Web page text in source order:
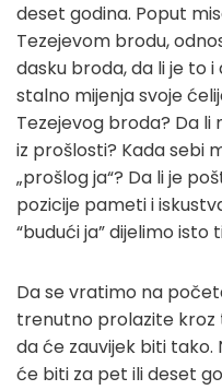
deset godina. Poput
Tezejevom brodu,
dasku broda, da li je to
stalno mijenja svoje
Tezejevog broda? Da
iz prošlosti? Kada sebi
„prošlog ja“? Da li je
pozicije pameti i
“budući ja” dijelimo isto
Da se vratimo na
trenutno prolazite kroz
da će zauvijek biti
će biti za pet ili deset